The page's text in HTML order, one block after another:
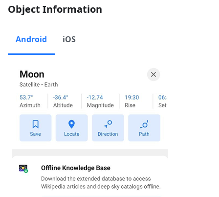
Object Information
Android iOS